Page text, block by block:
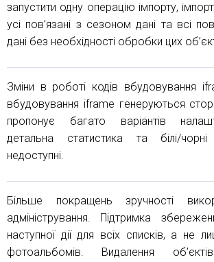
запустити одну операцію імпорту,
усі пов’язані з сезоном дані та всі
дані без необхідності обробки цих
Зміни в роботі кодів вбудовування
вбудовування iframe генеруються
пропонує багато варіантів
детальна статистика та білі/
недоступні.
Більше покращень зручності
адміністрування. Підтримка
наступної дії для всіх списків, а не
фотоальбомів. Видалення